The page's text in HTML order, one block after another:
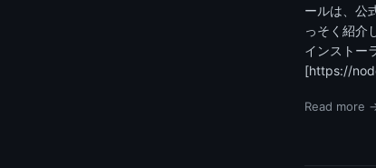
ールは、公
っそく紹介
インストー
[https://
Read more